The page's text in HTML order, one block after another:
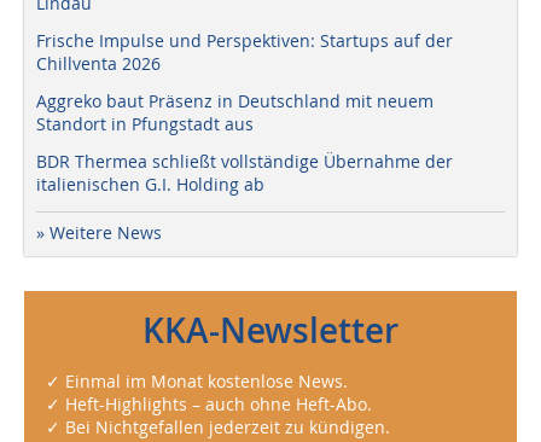
Frische Impulse und Perspektiven: Startups auf der
Chillventa 2026
Aggreko baut Präsenz in Deutschland mit neuem
Standort in Pfungstadt aus
BDR Thermea schließt vollständige Übernahme der
italienischen G.I. Holding ab
» Weitere News
KKA-Newsletter
✓ Einmal im Monat kostenlose News.
✓ Heft-Highlights – auch ohne Heft-Abo.
✓ Bei Nichtgefallen jederzeit zu kündigen.